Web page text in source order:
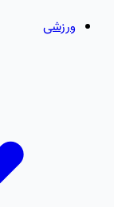
ورزشی